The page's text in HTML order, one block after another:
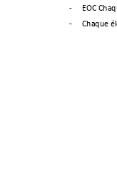
-
EOC
-
Chaque